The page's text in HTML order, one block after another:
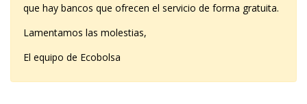
que hay bancos que ofrecen el servicio de forma gratuita.
Lamentamos las molestias,
El equipo de Ecobolsa